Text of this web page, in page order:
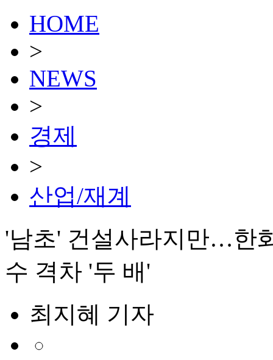
HOME
>
NEWS
>
경제
>
산업/재계
'남초' 건설사라지만…한
수 격차 '두 배'
최지혜 기자